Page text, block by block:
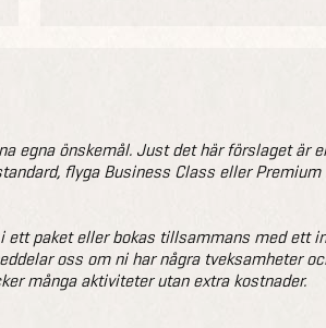
egna önskemål. Just det här förslaget
flyga Business Class eller
ett paket eller bokas tillsammans med ett
oss om ni har några tveksamheter
många aktiviteter utan extra kostnader.